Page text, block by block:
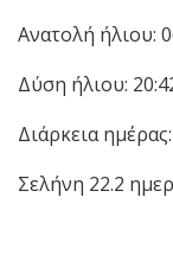
Ανατολή ήλιου:
Δύση ήλιου:
Διάρκεια
Σελήνη 22.2